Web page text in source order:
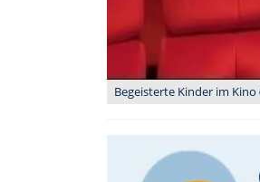
Begeisterte Kinder im